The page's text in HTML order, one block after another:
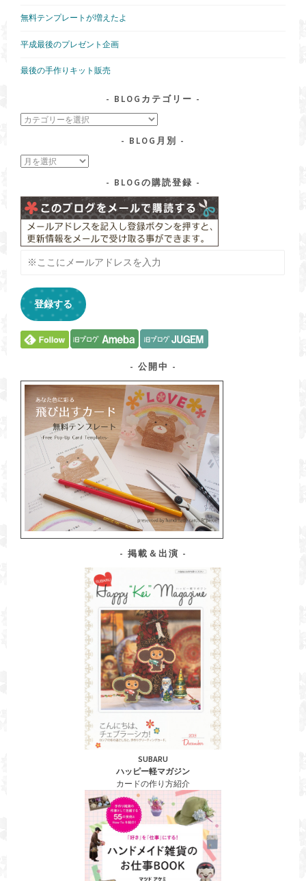
無料テンプレートが増えたよ
平成最後のプレゼント企画
最後の手作りキット販売
BLOGカテゴリー
blog
ゴ
リ
BLOG月別
blog
BLOGの購読登録
に
メ
ー
ル
ア
を
登録する
公開中
掲載＆出演
SUBARU
ハッピー軽マガジン
カードの作り方紹介